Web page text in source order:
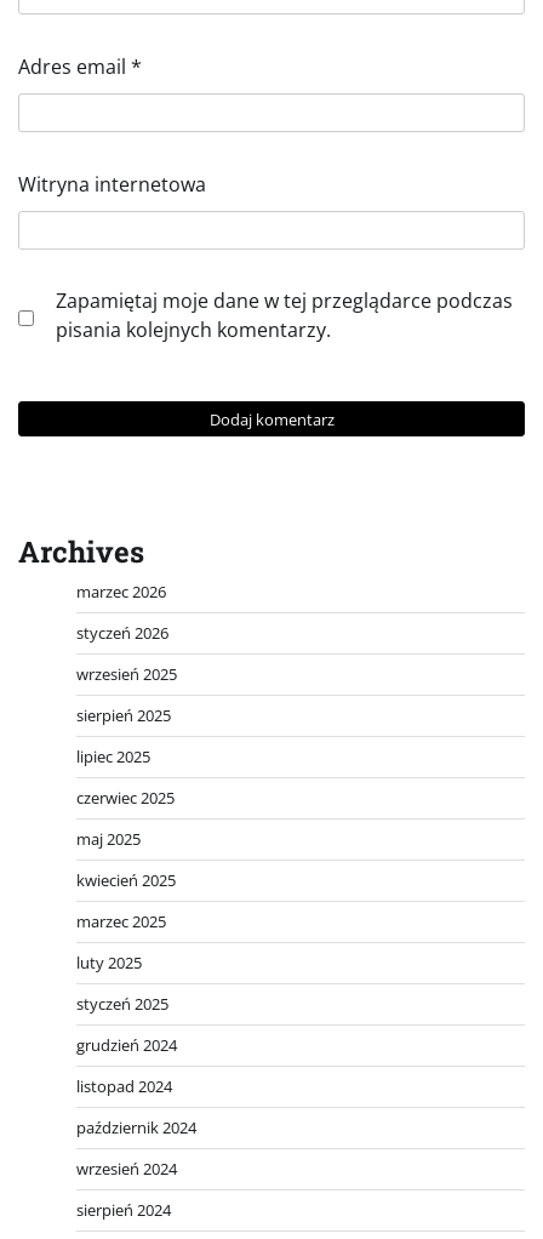
Adres email *
Witryna internetowa
Zapamiętaj moje dane w tej przeglądarce podczas
pisania kolejnych komentarzy.
Archives
marzec 2026
styczeń 2026
wrzesień 2025
sierpień 2025
lipiec 2025
czerwiec 2025
maj 2025
kwiecień 2025
marzec 2025
luty 2025
styczeń 2025
grudzień 2024
listopad 2024
październik 2024
wrzesień 2024
sierpień 2024